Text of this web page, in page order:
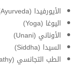
الأيورفيدا (Ayurveda)
اليوغا (Yoga)
الأوناني (Unani)
السيدا (Siddha)
الطب التجانسي (Homeopathy)